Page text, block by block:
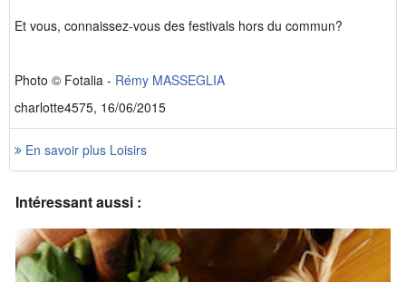
Et vous, connaissez-vous des festivals hors du commun?
Photo © Fotalia - Rémy MASSEGLIA
charlotte4575, 16/06/2015
En savoir plus Loisirs
Intéressant aussi :